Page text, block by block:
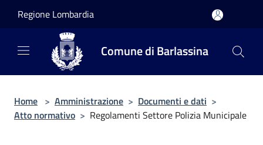
Regione Lombardia
Comune di Barlassina
Home > Amministrazione > Documenti e dati >
Atto normativo > Regolamenti Settore Polizia Municipale